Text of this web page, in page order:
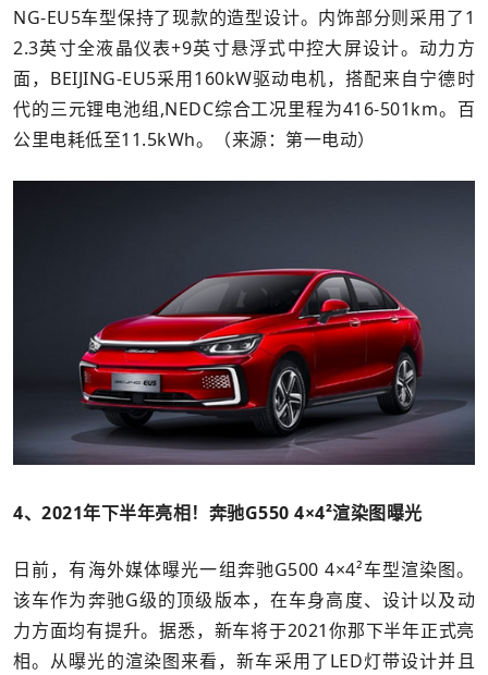
NG-EU5车型保持了现款的造型设计。内饰部分则采用了1
2.3英寸全液晶仪表+9英寸悬浮式中控大屏设计。动力方
面，BEIJING-EU5采用160kW驱动电机，搭配来自宁德时
代的三元锂电池组,NEDC综合工况里程为416-501km。百
公里电耗低至11.5kWh。（来源：第一电动）
4、2021年下半年亮相！奔驰G550 4×4²渲染图曝光
日前，有海外媒体曝光一组奔驰G500 4×4²车型渲染图。
该车作为奔驰G级的顶级版本，在车身高度、设计以及动
力方面均有提升。据悉，新车将于2021你那下半年正式亮
相。从曝光的渲染图来看，新车采用了LED灯带设计并且